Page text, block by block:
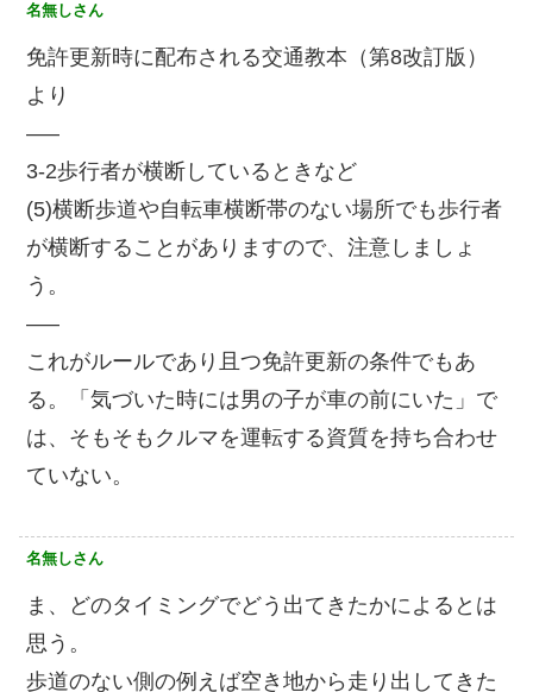
名無しさん
免許更新時に配布される交通教本（第8改訂版）
より
—–
3-2歩行者が横断しているときなど
(5)横断歩道や自転車横断帯のない場所でも歩行者
が横断することがありますので、注意しましょ
う。
—–
これがルールであり且つ免許更新の条件でもあ
る。「気づいた時には男の子が車の前にいた」で
は、そもそもクルマを運転する資質を持ち合わせ
ていない。
名無しさん
ま、どのタイミングでどう出てきたかによるとは
思う。
歩道のない側の例えば空き地から走り出してきた